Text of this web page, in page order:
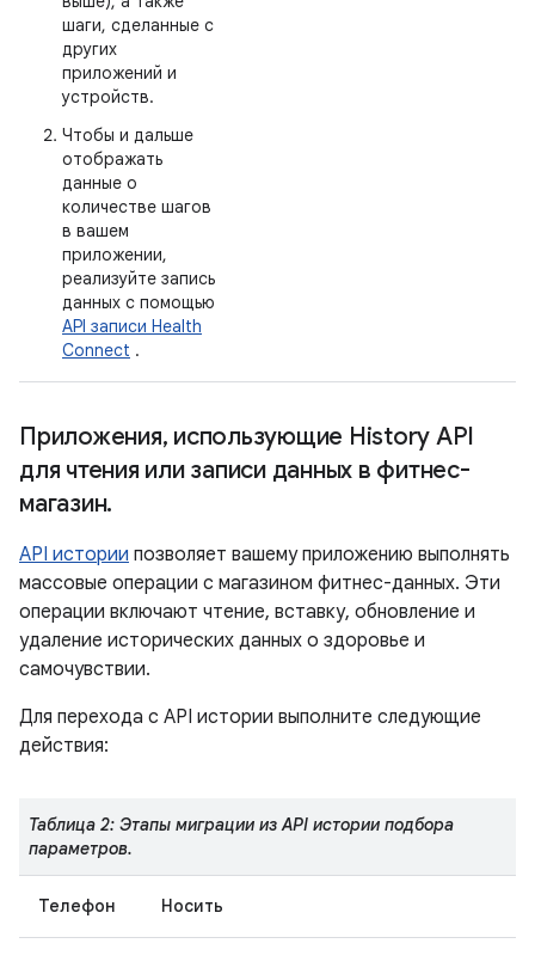
шаги, сделанные с
других
приложений и
устройств.
Чтобы и дальше
отображать
данные о
количестве шагов
в вашем
приложении,
реализуйте запись
данных с помощью
API записи Health
Connect .
Приложения, использующие History API
для чтения или записи данных в фитнес-
магазин.
API истории позволяет вашему приложению выполнять
массовые операции с магазином фитнес-данных. Эти
операции включают чтение, вставку, обновление и
удаление исторических данных о здоровье и
самочувствии.
Для перехода с API истории выполните следующие
действия:
Таблица 2: Этапы миграции из API истории подбора
параметров.
Телефон Носить